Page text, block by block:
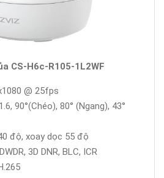
CS-H6c-R105-1L2WF
@ 25fps
90°(Chéo), 80° (Ngang), 43°
độ, xoay dọc 55 độ
DWDR, 3D DNR, BLC, ICR